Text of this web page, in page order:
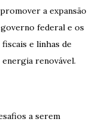
a expansão
federal e os
e linhas de
renovável.
a serem